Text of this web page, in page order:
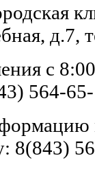
д.7,
с
564-
8(843)